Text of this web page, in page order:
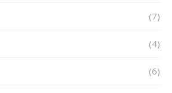
(7)
(4)
(6)